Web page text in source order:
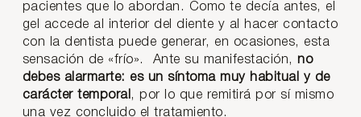
pacientes que lo abordan. Como te decía antes, el
gel accede al interior del diente y al hacer contacto
con la dentista puede generar, en ocasiones, esta
sensación de «frío». Ante su manifestación, no
debes alarmarte: es un síntoma muy habitual y de
carácter temporal , por lo que remitirá por sí mismo
una vez concluido el tratamiento.